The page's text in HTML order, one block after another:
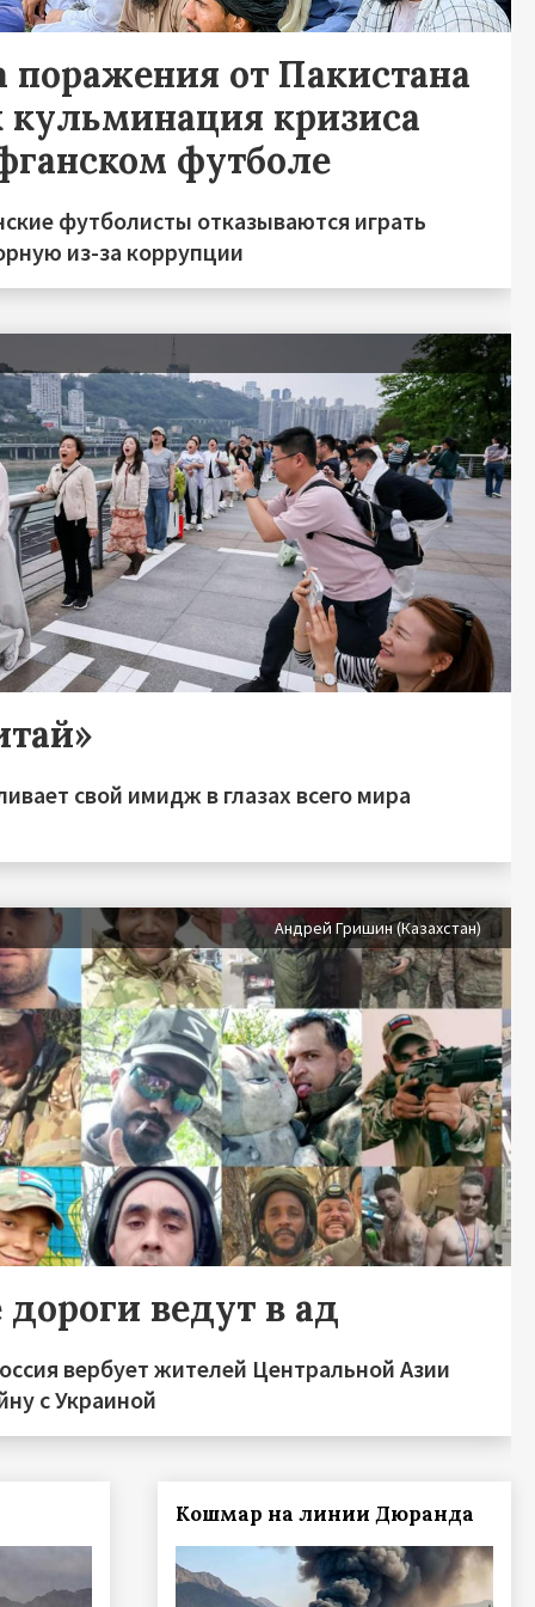
поражения от Пакистана
кульминация кризиса
футболе
футболисты отказываются играть
из-за коррупции
свой имидж в глазах всего мира
Андрей Гришин (Казахстан)
дороги ведут в ад
вербует жителей Центральной Азии
с Украиной
Кошмар на линии Дюранда